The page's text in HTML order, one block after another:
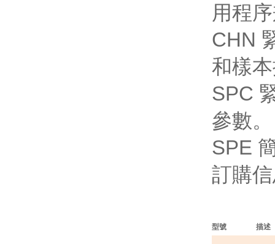
用程
CHN
和樣
SPC
參數。
SPE
訂購
型號 描述